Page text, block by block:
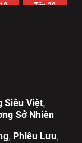
Tập 20
Tập 40
Siêu Việt,
Sở Nhiên
, Phiêu Lưu,